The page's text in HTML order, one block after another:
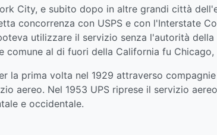
City, e subito dopo in altre grandi città
concorrenza con USPS e con l'Interstate
utilizzare il servizio senza l'autorità
al di fuori della California fu Chicago,
la prima volta nel 1929 attraverso
aereo. Nel 1953 UPS riprese il servizio
e occidentale.